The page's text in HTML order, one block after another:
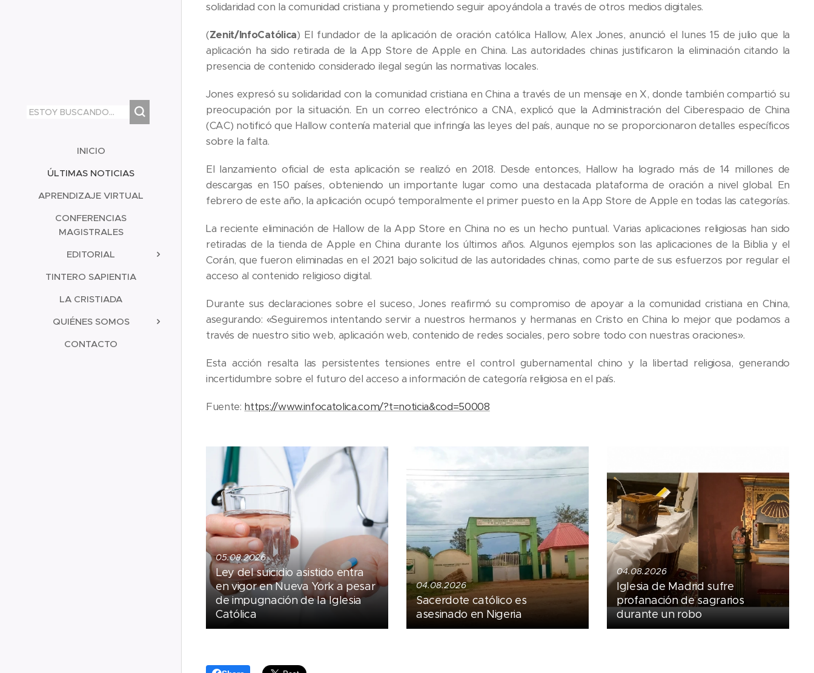
INICIO
ÚLTIMAS NOTICIAS
APRENDIZAJE VIRTUAL
CONFERENCIAS
MAGISTRALES
EDITORIAL
TINTERO SAPIENTIA
LA CRISTIADA
QUIÉNES SOMOS
CONTACTO
solidaridad con la comunidad cristiana y prometiendo seguir apoyándola a través de otros medios digitales.
(Zenit/InfoCatólica) El fundador de la aplicación de oración católica Hallow, Alex Jones, anunció el lunes 15 de julio que la
aplicación ha sido retirada de la App Store de Apple en China. Las autoridades chinas justificaron la eliminación citando la
presencia de contenido considerado ilegal según las normativas locales.
Jones expresó su solidaridad con la comunidad cristiana en China a través de un mensaje en X, donde también compartió su
preocupación por la situación. En un correo electrónico a CNA, explicó que la Administración del Ciberespacio de China
(CAC) notificó que Hallow contenía material que infringía las leyes del país, aunque no se proporcionaron detalles específicos
sobre la falta.
El lanzamiento oficial de esta aplicación se realizó en 2018. Desde entonces, Hallow ha logrado más de 14 millones de
descargas en 150 países, obteniendo un importante lugar como una destacada plataforma de oración a nivel global. En
febrero de este año, la aplicación ocupó temporalmente el primer puesto en la App Store de Apple en todas las categorías.
La reciente eliminación de Hallow de la App Store en China no es un hecho puntual. Varias aplicaciones religiosas han sido
retiradas de la tienda de Apple en China durante los últimos años. Algunos ejemplos son las aplicaciones de la Biblia y el
Corán, que fueron eliminadas en el 2021 bajo solicitud de las autoridades chinas, como parte de sus esfuerzos por regular el
acceso al contenido religioso digital.
Durante sus declaraciones sobre el suceso, Jones reafirmó su compromiso de apoyar a la comunidad cristiana en China,
asegurando: «Seguiremos intentando servir a nuestros hermanos y hermanas en Cristo en China lo mejor que podamos a
través de nuestro sitio web, aplicación web, contenido de redes sociales, pero sobre todo con nuestras oraciones».
Esta acción resalta las persistentes tensiones entre el control gubernamental chino y la libertad religiosa, generando
incertidumbre sobre el futuro del acceso a información de categoría religiosa en el país.
Fuente: https://www.infocatolica.com/?t=noticia&cod=50008
05.08.2026
Ley del suicidio asistido entra
en vigor en Nueva York a pesar
de impugnación de la Iglesia
Católica
04.08.2026
Sacerdote católico es
asesinado en Nigeria
04.08.2026
Iglesia de Madrid sufre
profanación de sagrarios
durante un robo